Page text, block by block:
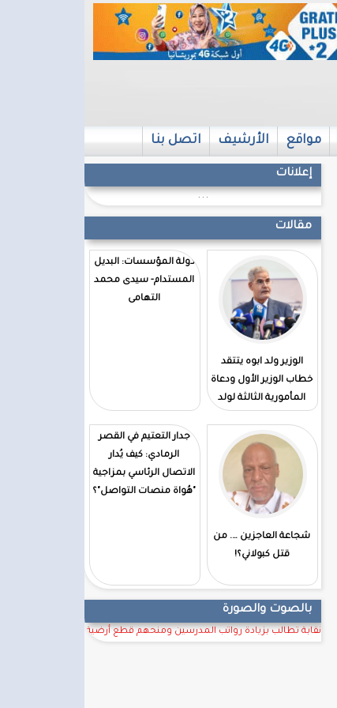
مواقع الأرشيف اتصل بنا
إعلانات
...
مقالات
الوزير ولد ابوه يتتقد
خطاب الوزير الأول ودعاة
المأمورية الثالثة لولد
دولة المؤسسات: البديل
المستدام- سيدى محمد
التهامى
شجاعة العاجزين …. من
قتل كبولاني؟!
جدار التعتيم في القصر
الرمادي: كيف يُدار
الاتصال الرئاسي بمزاجية
"هُواة منصات التواصل"؟
بالصوت والصورة
نقابة تطالب بزيادة رواتب المدرسين ومنحهم قطع أرضية